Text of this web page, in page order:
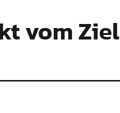
vom Ziel